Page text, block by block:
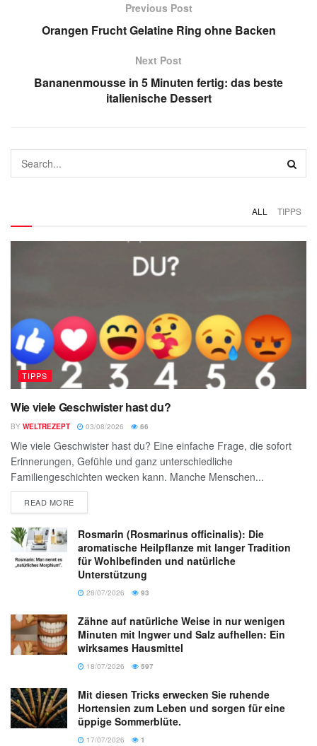
Previous Post
Orangen Frucht Gelatine Ring ohne Backen
Next Post
Bananenmousse in 5 Minuten fertig: das beste
italienische Dessert
ALL TIPPS
TIPPS
Wie viele Geschwister hast du?
BY WELTREZEPT 03/08/2026 66
Wie viele Geschwister hast du? Eine einfache Frage, die sofort
Erinnerungen, Gefühle und ganz unterschiedliche
Familiengeschichten wecken kann. Manche Menschen...
READ MORE
Rosmarin (Rosmarinus officinalis): Die
aromatische Heilpflanze mit langer Tradition
für Wohlbefinden und natürliche
Unterstützung
28/07/2026 93
Zähne auf natürliche Weise in nur wenigen
Minuten mit Ingwer und Salz aufhellen: Ein
wirksames Hausmittel
18/07/2026 597
Mit diesen Tricks erwecken Sie ruhende
Hortensien zum Leben und sorgen für eine
üppige Sommerblüte.
17/07/2026 1